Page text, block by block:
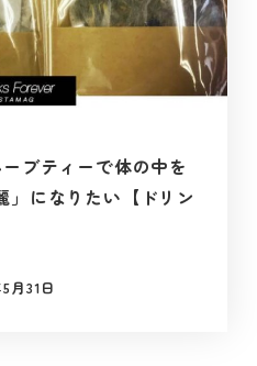
ブティーで体の中を
」になりたい【ドリン
月31日